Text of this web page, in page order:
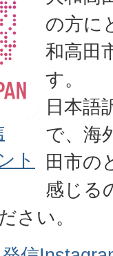
ト
の方に
和高田
す。
日本語
で、海
田市の
感じる
さい。